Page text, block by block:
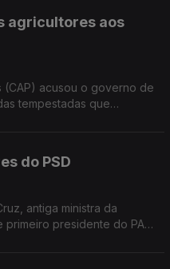
agricultores aos
acusou o governo de
tempestadas que
do PSD
antiga ministra da
presidente do PAN.